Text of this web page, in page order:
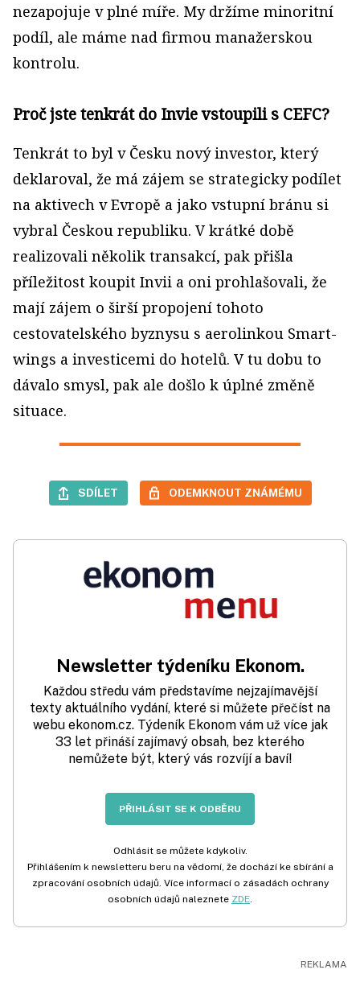
nezapojuje v plné míře. My držíme minoritní
podíl, ale máme nad firmou manažerskou
kontrolu.
Proč jste tenkrát do Invie vstoupili s CEFC?
Tenkrát to byl v Česku nový investor, který
deklaroval, že má zájem se strategicky podílet
na aktivech v Evropě a jako vstupní bránu si
vybral Českou republiku. V krátké době
realizovali několik transakcí, pak přišla
příležitost koupit Invii a oni prohlašovali, že
mají zájem o širší propojení tohoto
cestovatelského byznysu s aerolinkou Smart­
wings a investicemi do hotelů. V tu dobu to
dávalo smysl, pak ale došlo k úplné změně
situace.
SDÍLET ODEMKNOUT ZNÁMÉMU
Newsletter týdeníku Ekonom.
Každou středu vám představíme nejzajímavější
texty aktuálního vydání, které si můžete přečíst na
webu ekonom.cz. Týdeník Ekonom vám už více jak
33 let přináší zajímavý obsah, bez kterého
nemůžete být, který vás rozvíjí a baví!
PŘIHLÁSIT SE K ODBĚRU
Odhlásit se můžete kdykoliv.
Přihlášením k newsletteru beru na vědomí, že dochází ke sbírání a
zpracování osobních údajů. Více informací o zásadách ochrany
osobních údajů naleznete ZDE